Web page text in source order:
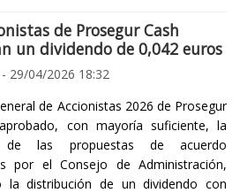
de Prosegur Cash
un dividendo de 0,042 euros
- 29/04/2026 18:32
de Accionistas 2026 de Prosegur
con mayoría suficiente, la
de las propuestas de acuerdo
por el Consejo de Administración,
la distribución de un dividendo con